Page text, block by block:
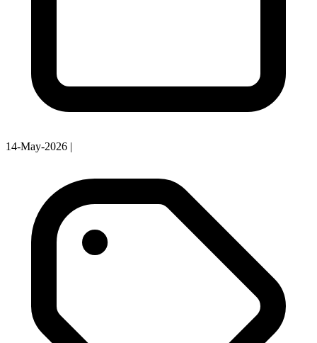
14-May-2026 |